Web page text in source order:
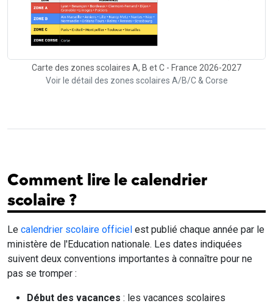
Carte des zones scolaires A, B et C - France 2026-2027
Voir le détail des zones scolaires A/B/C & Corse
Comment lire le calendrier
scolaire ?
Le calendrier scolaire officiel est publié chaque année par le
ministère de l'Education nationale. Les dates indiquées
suivent deux conventions importantes à connaître pour ne
pas se tromper :
Début des vacances : les vacances scolaires